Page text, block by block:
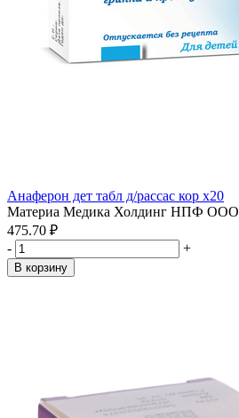
Анаферон дет табл д/рассас кор x20
Материа Медика Холдинг НПФ ООО
475.70 ₽
-
+
В корзину